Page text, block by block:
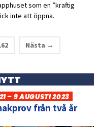
som en ”kraftig
inte att öppna.
Nästa →
– 9 AUGUSTI 2023
från två år